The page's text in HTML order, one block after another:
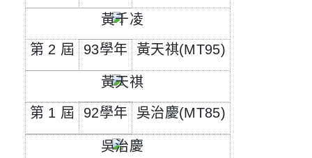
第 2 屆 93學年 黃天祺(MT95)
第 1 屆 92學年 吳治慶(MT85)